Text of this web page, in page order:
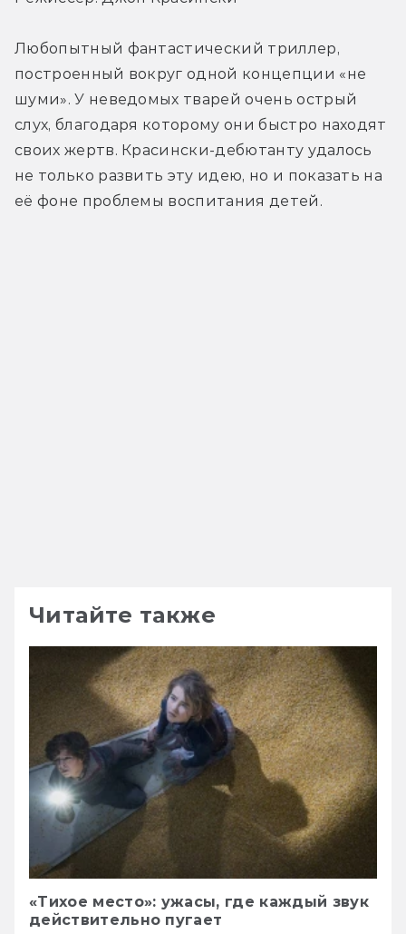
Любопытный фантастический триллер,
построенный вокруг одной концепции «не
шуми». У неведомых тварей очень острый
слух, благодаря которому они быстро находят
своих жертв. Красински-дебютанту удалось
не только развить эту идею, но и показать на
её фоне проблемы воспитания детей.
Читайте также
«Тихое место»: ужасы, где каждый звук
действительно пугает